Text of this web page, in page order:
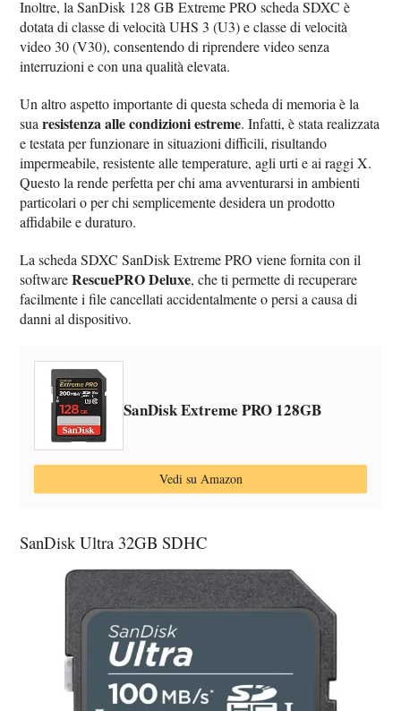
Inoltre, la SanDisk 128 GB Extreme PRO scheda SDXC è
dotata di classe di velocità UHS 3 (U3) e classe di velocità
video 30 (V30), consentendo di riprendere video senza
interruzioni e con una qualità elevata.
Un altro aspetto importante di questa scheda di memoria è la
suaresistenza alle condizioni estreme. Infatti, è stata realizzata
e testata per funzionare in situazioni difficili, risultando
impermeabile, resistente alle temperature, agli urti e ai raggi X.
Questo la rende perfetta per chi ama avventurarsi in ambienti
particolari o per chi semplicemente desidera un prodotto
affidabile e duraturo.
La scheda SDXC SanDisk Extreme PRO viene fornita con il
softwareRescuePRO Deluxe, che ti permette di recuperare
facilmente i file cancellati accidentalmente o persi a causa di
danni al dispositivo.
SanDisk Extreme PRO 128GB
Vedi su Amazon
SanDisk Ultra 32GB SDHC